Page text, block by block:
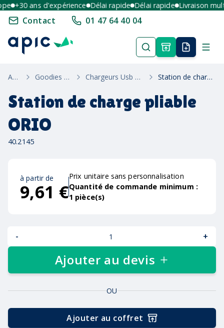
+30 ans d'expérience Délai rapide Délai rapide Livraison multi-
Contact 01 47 64 40 04
Accueil Goodies High-Tech Chargeurs Usb Solaires Et Induction Station de charge pliable ORIO
Station de charge pliable
ORIO
40.2145
à partir de
9,61 €
Prix unitaire sans personnalisation
Quantité de commande minimum :
1 pièce(s)
- +
Ajouter au devis
OU
Ajouter au coffret